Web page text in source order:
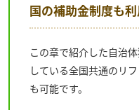
国の補助金制度も
この章で紹介した自治
している全国共通のリ
も可能です。